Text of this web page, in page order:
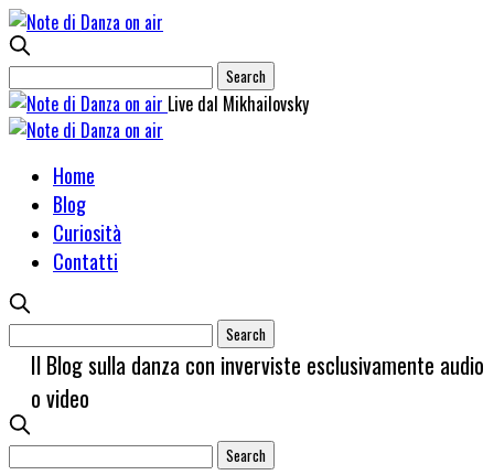
Live dal Mikhailovsky
Home
Blog
Curiosità
Contatti
Il Blog sulla danza con inverviste esclusivamente audio
o video